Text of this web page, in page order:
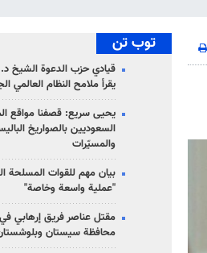
توب تن
قيادي حزب الدعوة الشيخ
يقرأ ملامح النظام العالمي
يحيى سريع: قصفنا مواقع
السعوديين بالصواريخ
والمسيّرات
بيان مهم للقوات المسلحة
"عملية واسعة وخاصة"
مقتل عناصر فريق إرهابي
محافظة سيستان